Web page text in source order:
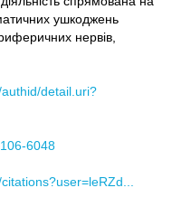
ушкоджень
нервів,
detail.uri?
6048